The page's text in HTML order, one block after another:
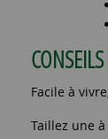
Facile à
Taillez une